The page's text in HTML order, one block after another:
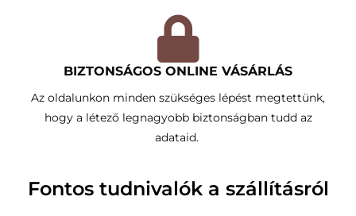
BIZTONSÁGOS ONLINE VÁSÁRLÁS
Az oldalunkon minden szükséges lépést megtettünk,
hogy a létező legnagyobb biztonságban tudd az
adataid.
Fontos tudnivalók a szállításról